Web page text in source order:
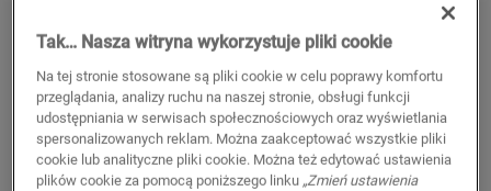
WINYL FUSE SGMPC20325
Autenyczne fazowanie
Średnia deska
Opcje Mix & match w kolekcji Pristine
Montaż na klej lub Flex Pro
Kompatybilne z ogrzewaniem i chłodzeniem podłogowym
Tak… Nasza witryna wykorzystuje pliki cookie
Na tej stronie stosowane są pliki cookie w celu poprawy komfortu
przeglądania, analizy ruchu na naszej stronie, obsługi funkcji
udostępniania w serwisach społecznościowych oraz wyświetlania
spersonalizowanych reklam. Można zaakceptować wszystkie pliki
cookie lub analityczne pliki cookie. Można też edytować ustawienia
plików cookie za pomocą poniższego linku „Zmień ustawienia